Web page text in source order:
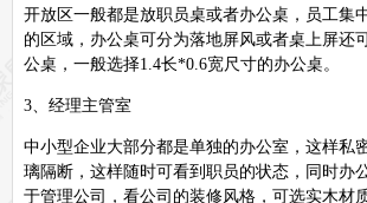
开放区一般都是放职员桌或者办公桌，员工集
的区域，办公桌可分为落地屏风或者桌上屏还
公桌，一般选择1.4长*0.6宽尺寸的办公桌。
3、经理主管室
中小型企业大部分都是单独的办公室，这样私
璃隔断，这样随时可看到职员的状态，同时办
于管理公司，看公司的装修风格，可选实木材